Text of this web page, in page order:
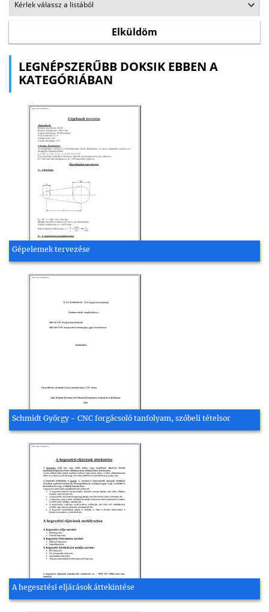
LEGNÉPSZERŰBB DOKSIK EBBEN A
KATEGÓRIÁBAN
Gépelemek tervezése
Schmidt György - CNC forgácsoló tanfolyam, szóbeli tételsor
A hegesztési eljárások áttekintése